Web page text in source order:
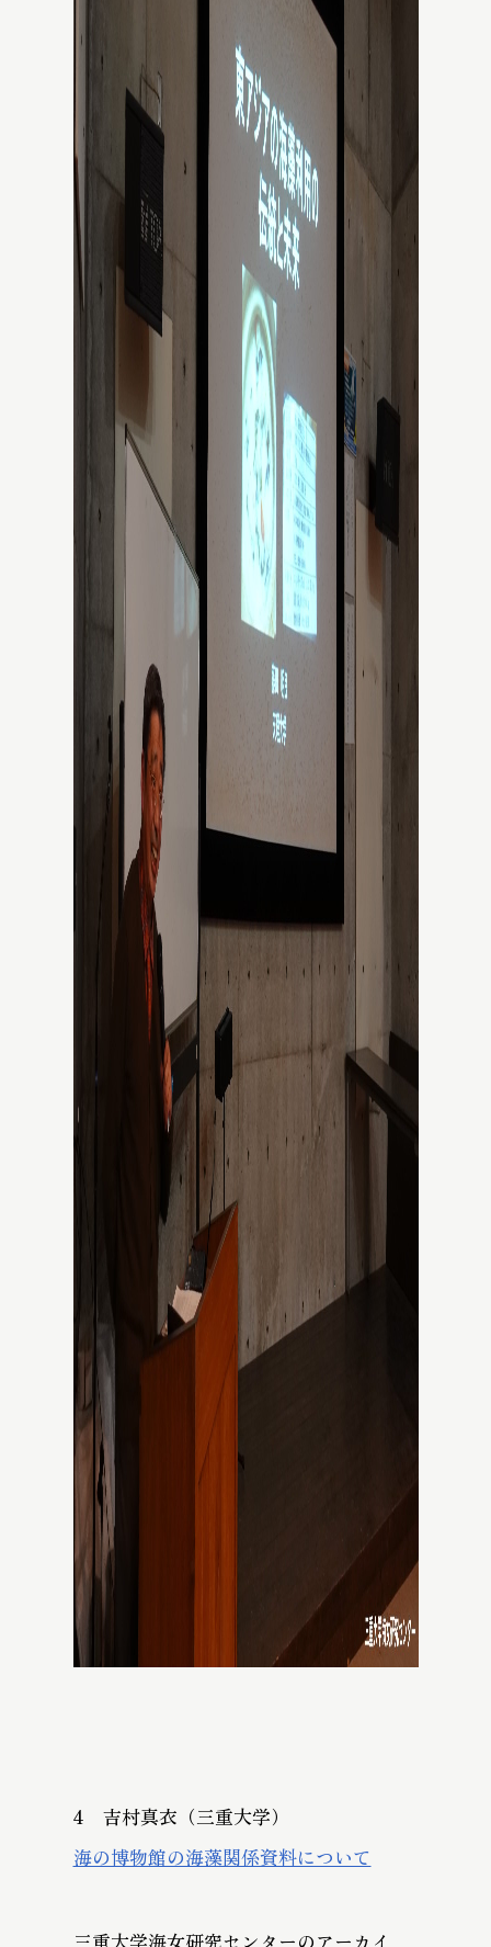
4 吉村真衣（三重大学）
海の博物館の海藻関係資料について
三重大学海女研究センターのアーカイ